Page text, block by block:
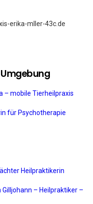
erika-mller-43c.de
– mobile Tierheilpraxis
für Psychotherapie
Heilpraktikerin
– Heilpraktiker –